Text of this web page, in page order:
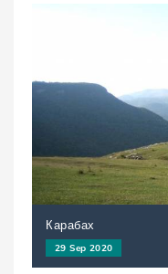
Карабах
29 Sep 2020